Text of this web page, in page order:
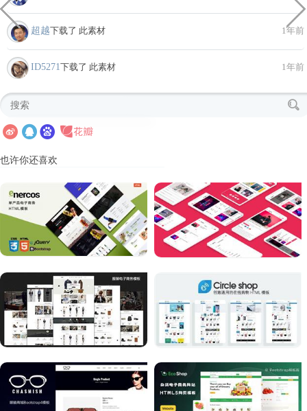
超越下载了 此素材 1年前
ID5271 下载了 此素材 1年前
也许你还喜欢